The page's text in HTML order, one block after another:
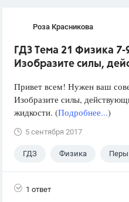
Роза Красникова
ГДЗ Тема 21 Физика
Изобразите силы,
Привет всем! Нужен ваш
Изобразите силы,
жидкости. (Подробнее...)
5 сентября 2017
ГДЗ Физика
1 ответ